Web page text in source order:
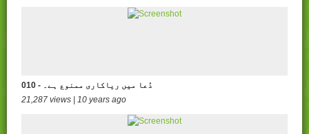
010 - دُعا میں ریاکاری ممنوع ہے۔
21,287 views | 10 years ago